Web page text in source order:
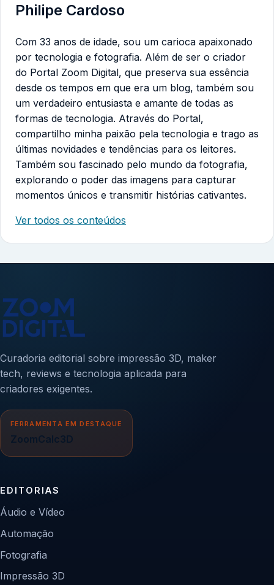
Philipe Cardoso
Com 33 anos de idade, sou um carioca apaixonado
por tecnologia e fotografia. Além de ser o criador
do Portal Zoom Digital, que preserva sua essência
desde os tempos em que era um blog, também sou
um verdadeiro entusiasta e amante de todas as
formas de tecnologia. Através do Portal,
compartilho minha paixão pela tecnologia e trago as
últimas novidades e tendências para os leitores.
Também sou fascinado pelo mundo da fotografia,
explorando o poder das imagens para capturar
momentos únicos e transmitir histórias cativantes.
Ver todos os conteúdos
Curadoria editorial sobre impressão 3D, maker
tech, reviews e tecnologia aplicada para
criadores exigentes.
FERRAMENTA EM DESTAQUE
ZoomCalc3D
EDITORIAS
Áudio e Vídeo
Automação
Fotografia
Impressão 3D